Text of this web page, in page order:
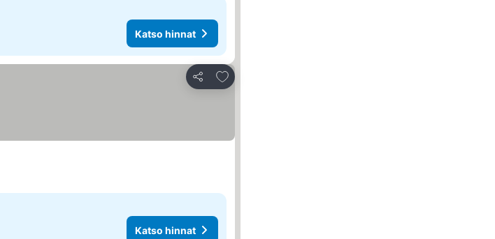
Katso hinnat
Jaa
Lisää suosikkeihin
Katso hinnat